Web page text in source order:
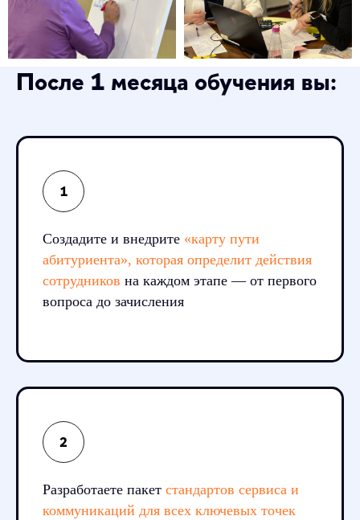
После 1 месяца обучения вы:
Создадите и внедрите «карту пути
абитуриента», которая определит действия
сотрудников на каждом этапе — от первого
вопроса до зачисления
Разработаете пакет стандартов сервиса и
коммуникаций для всех ключевых точек